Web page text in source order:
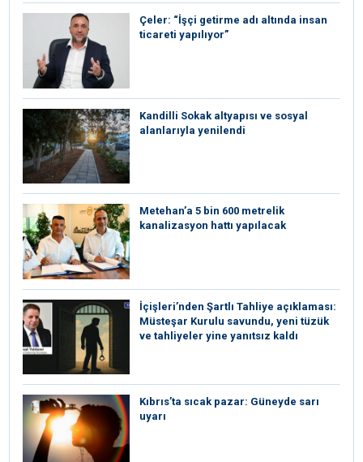
Çeler: “İşçi getirme adı altında insan
ticareti yapılıyor”
Kandilli Sokak altyapısı ve sosyal
alanlarıyla yenilendi
Metehan’a 5 bin 600 metrelik
kanalizasyon hattı yapılacak
İçişleri’nden Şartlı Tahliye açıklaması:
Müsteşar Kurulu savundu, yeni tüzük
ve tahliyeler yine yanıtsız kaldı
Kıbrıs’ta sıcak pazar: Güneyde sarı
uyarı